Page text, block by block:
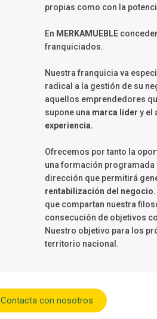
propias como con la
En MERKAMUEBLE
franquiciados.
Nuestra franquicia va
radical a la gestión de su
aquellos emprendedores
supone una marca líder y el
experiencia.
Ofrecemos por tanto la
una formación programada
dirección que permitirá
rentabilización del negocio.
que compartan nuestra
consecución de objetivos
Nuestro objetivo para los
territorio nacional.
Contacta con nosotros